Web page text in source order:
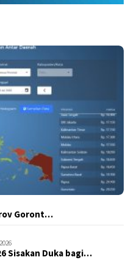
Goront…
Sisakan Duka bagi…